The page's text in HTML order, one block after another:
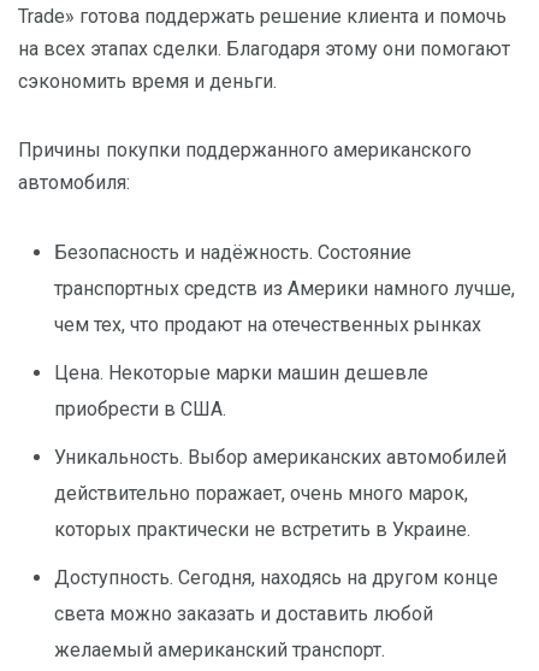
Trade» готова поддержать решение клиента и помочь
на всех этапах сделки. Благодаря этому они помогают
сэкономить время и деньги.
Причины покупки поддержанного американского
автомобиля:
Безопасность и надёжность. Состояние
транспортных средств из Америки намного лучше,
чем тех, что продают на отечественных рынках
Цена. Некоторые марки машин дешевле
приобрести в США.
Уникальность. Выбор американских автомобилей
действительно поражает, очень много марок,
которых практически не встретить в Украине.
Доступность. Сегодня, находясь на другом конце
света можно заказать и доставить любой
желаемый американский транспорт.